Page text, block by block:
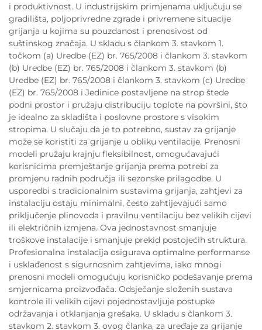
i produktivnost. U industrijskim primjenama uključuju se
gradilišta, poljoprivredne zgrade i privremene situacije
grijanja u kojima su pouzdanost i prenosivost od
suštinskog značaja. U skladu s člankom 3. stavkom 1.
točkom (a) Uredbe (EZ) br. 765/2008 i člankom 3. stavkom
(b) Uredbe (EZ) br. 765/2008 i člankom 3. stavkom (b)
Uredbe (EZ) br. 765/2008 i člankom 3. stavkom (c) Uredbe
(EZ) br. 765/2008 i Jedinice postavljene na strop štede
podni prostor i pružaju distribuciju toplote na površini, što
je idealno za skladišta i poslovne prostore s visokim
stropima. U slučaju da je to potrebno, sustav za grijanje
može se koristiti za grijanje u obliku ventilacije. Prenosni
modeli pružaju krajnju fleksibilnost, omogućavajući
korisnicima premještanje grijanja prema potrebi za
promjenu radnih područja ili sezonske prilagodbe. U
usporedbi s tradicionalnim sustavima grijanja, zahtjevi za
instalaciju ostaju minimalni, često zahtijevajući samo
priključenje plinovoda i pravilnu ventilaciju bez velikih cijevi
ili električnih izmjena. Ova jednostavnost smanjuje
troškove instalacije i smanjuje prekid postojećih struktura.
Profesionalna instalacija osigurava optimalne performanse
i usklađenost s sigurnosnim zahtjevima, iako mnogi
prenosni modeli omogućuju korisničko podešavanje prema
smjernicama proizvođača. Odsječanje složenih sustava
kontrole ili velikih cijevi pojednostavljuje postupke
održavanja i otklanjanja grešaka. U skladu s člankom 3.
stavkom 2. stavkom 3. ovog članka, za uređaje za grijanje